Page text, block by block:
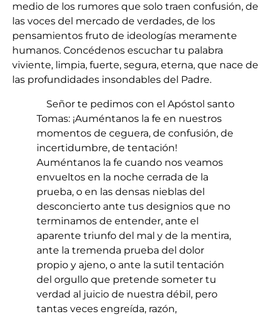
medio de los rumores que solo traen confusión, de
las voces del mercado de verdades, de los
pensamientos fruto de ideologías meramente
humanos. Concédenos escuchar tu palabra
viviente, limpia, fuerte, segura, eterna, que nace de
las profundidades insondables del Padre.
Señor te pedimos con el Apóstol santo
Tomas: ¡Auméntanos la fe en nuestros
momentos de ceguera, de confusión, de
incertidumbre, de tentación!
Auméntanos la fe cuando nos veamos
envueltos en la noche cerrada de la
prueba, o en las densas nieblas del
desconcierto ante tus designios que no
terminamos de entender, ante el
aparente triunfo del mal y de la mentira,
ante la tremenda prueba del dolor
propio y ajeno, o ante la sutil tentación
del orgullo que pretende someter tu
verdad al juicio de nuestra débil, pero
tantas veces engreída, razón,